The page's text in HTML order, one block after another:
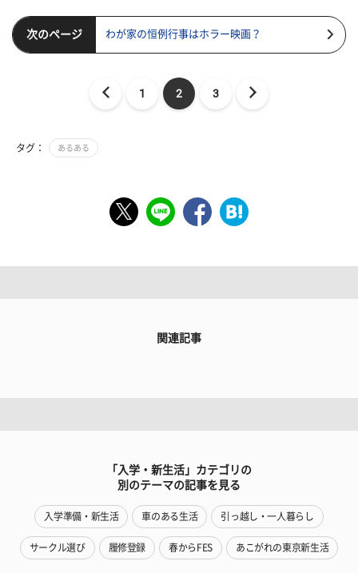
次のページ わが家の恒例行事はホラー映画？
1 2 3
タグ： あるある
関連記事
「入学・新生活」カテゴリの
別のテーマの記事を見る
入学準備・新生活 車のある生活 引っ越し・一人暮らし
サークル選び 履修登録 春からFES あこがれの東京新生活